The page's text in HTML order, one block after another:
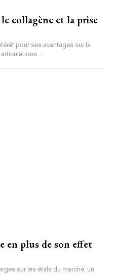
collagène et la prise
pour ses avantages sur la
en plus de son effet
sur les étals du marché, un